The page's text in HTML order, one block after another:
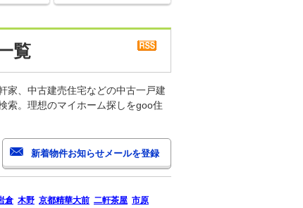
覧
家、中古建売住宅などの中古一戸建
索。理想のマイホーム探しをgoo住
倉 木野 京都精華大前 二軒茶屋 市原